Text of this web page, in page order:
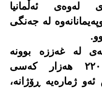
لەوەی ئەڵمانیا
لە جەنگی
لە غەززە بوونە
قوربانی زیاتر لە ٢٢٠٠٠ هەزار کەسی
ژمارەیە ڕۆژانە،